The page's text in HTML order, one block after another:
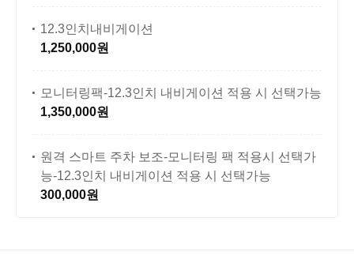
12.3인치내비게이션
1,250,000원
모니터링팩-12.3인치 내비게이션 적용 시 선택가능
1,350,000원
원격 스마트 주차 보조-모니터링 팩 적용시 선택가
능-12.3인치 내비게이션 적용 시 선택가능
300,000원